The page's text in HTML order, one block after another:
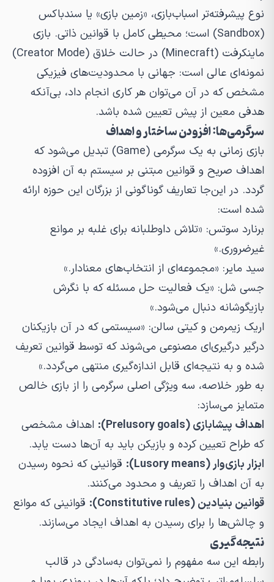
نوع پیشرفته‌تر اسباب‌بازی، «زمین بازی» یا سندباکس
(Sandbox) است؛ محیطی کامل با قوانین ذاتی. بازی
ماینکرفت
(Minecraft) در حالت خلاق (Creator Mode)
نمونه‌ای عالی است: جهانی با محدودیت‌های فیزیکی
مشخص که در آن می‌توان هر کاری انجام داد، بی‌آنکه
هدفی معین از پیش تعیین شده باشد.
سرگرمی‌ها: افزودن ساختار و اهداف
بازی زمانی به یک سرگرمی (Game) تبدیل می‌شود که
اهداف صریح و قوانین مبتنی بر سیستم به آن افزوده
گردد. در این‌جا تعاریف گوناگونی از بزرگان این حوزه ارائه
شده است:
برنارد سوتس: «تلاش داوطلبانه برای غلبه بر موانع
غیرضروری.»
سید مایر: «مجموعه‌ای از انتخاب‌های معنادار.»
جسی شل: «یک فعالیت حل مسئله که با نگرش
بازیگوشانه دنبال می‌شود.»
اریک زیمرمن و کیتی سالن: «سیستمی که در آن بازیکنان
درگیر درگیری‌ای مصنوعی می‌شوند که توسط قوانین تعریف
شده و به نتیجه‌ای قابل اندازه‌گیری منتهی می‌گردد.»
به طور خلاصه، سه ویژگی اصلی سرگرمی را از بازی خالص
متمایز می‌سازد:
اهداف پیشابازی (Prelusory goals):
اهداف مشخصی
که طراح تعیین کرده و بازیکن باید به آن‌ها دست یابد.
ابزار بازی‌وار (Lusory means):
قوانینی که نحوه رسیدن
به آن اهداف را تعریف و محدود می‌کنند.
قوانین بنیادین (Constitutive rules):
قوانینی که موانع
و چالش‌ها را برای رسیدن به اهداف ایجاد می‌سازند.
نتیجه‌گیری
رابطه این سه مفهوم را نمی‌توان به‌سادگی در قالب